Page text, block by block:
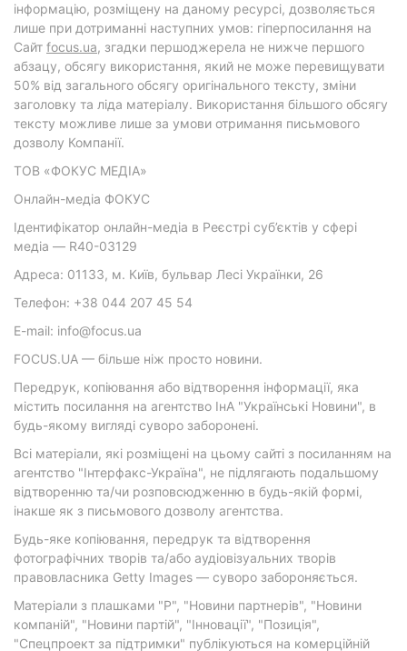
інформацію, розміщену на даному ресурсі, дозволяється
лише при дотриманні наступних умов: гіперпосилання на
Cайт focus.ua, згадки першоджерела не нижче першого
абзацу, обсягу використання, який не може перевищувати
50% від загального обсягу оригінального тексту, зміни
заголовку та ліда матеріалу. Використання більшого обсягу
тексту можливе лише за умови отримання письмового
дозволу Компанії.
ТОВ «ФОКУС МЕДІА»
Онлайн-медіа ФОКУС
Ідентифікатор онлайн-медіа в Реєстрі суб’єктів у сфері
медіа — R40-03129
Адреса: 01133, м. Київ, бульвар Лесі Українки, 26
Телефон: +38 044 207 45 54
E-mail: info@focus.ua
FOCUS.UA — більше ніж просто новини.
Передрук, копіювання або відтворення інформації, яка
містить посилання на агентство ІнА "Українські Новини", в
будь-якому вигляді суворо заборонені.
Всі матеріали, які розміщені на цьому сайті з посиланням на
агентство "Інтерфакс-Україна", не підлягають подальшому
відтворенню та/чи розповсюдженню в будь-якій формі,
інакше як з письмового дозволу агентства.
Будь-яке копіювання, передрук та відтворення
фотографічних творів та/або аудіовізуальних творів
правовласника Getty Images — суворо забороняється.
Матеріали з плашками "Р", "Новини партнерів", "Новини
компаній", "Новини партій", "Інновації", "Позиція",
"Спецпроект за підтримки" публікуються на комерційній